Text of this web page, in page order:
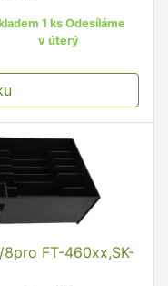
1 ks Odesíláme
v úterý
FT-460xx,SK-